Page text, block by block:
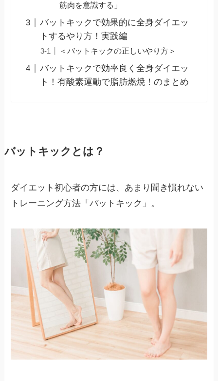
筋肉を意識する」
バットキックで効果的に全身ダイエッ
トするやり方！実践編
＜バットキックの正しいやり方＞
バットキックで効率良く全身ダイエッ
ト！有酸素運動で脂肪燃焼！のまとめ
バットキックとは？
ダイエット初心者の方には、あまり聞き慣れない
トレーニング方法「バットキック」。